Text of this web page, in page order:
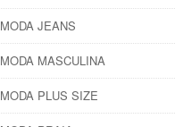
MODA JEANS
MODA MASCULINA
MODA PLUS SIZE